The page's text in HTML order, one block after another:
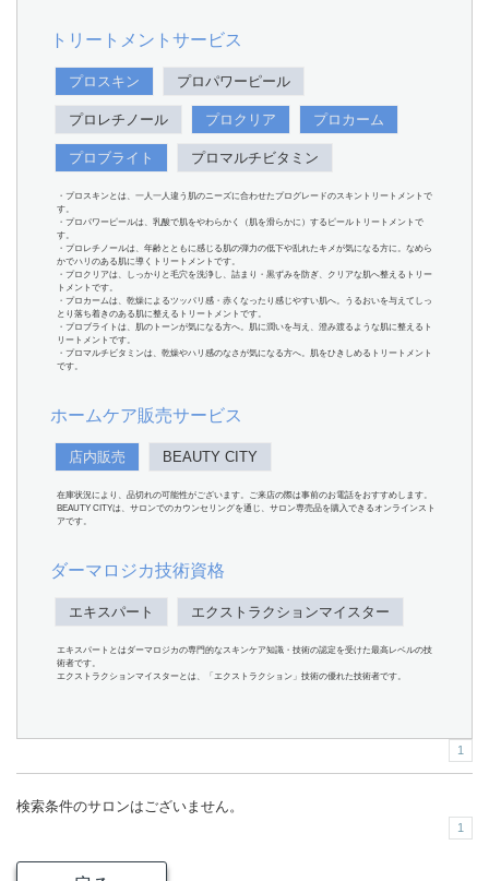
トリートメントサービス
プロスキン プロパワーピール
プロレチノール プロクリア プロカーム
プロブライト プロマルチビタミン
・プロスキンとは、一人一人違う肌のニーズに合わせたプログレードのスキントリートメントで
す。
・プロパワーピールは、乳酸で肌をやわらかく（肌を滑らかに）するピールトリートメントで
す。
・プロレチノールは、年齢とともに感じる肌の弾力の低下や乱れたキメが気になる方に。なめら
かでハリのある肌に導くトリートメントです。
・プロクリアは、しっかりと毛穴を洗浄し、詰まり・黒ずみを防ぎ、クリアな肌へ整えるトリー
トメントです。
・プロカームは、乾燥によるツッパリ感・赤くなったり感じやすい肌へ。うるおいを与えてしっ
とり落ち着きのある肌に整えるトリートメントです。
・プロブライトは、肌のトーンが気になる方へ。肌に潤いを与え、澄み渡るような肌に整えるト
リートメントです。
・プロマルチビタミンは、乾燥やハリ感のなさが気になる方へ。肌をひきしめるトリートメント
です。
ホームケア販売サービス
店内販売 BEAUTY CITY
在庫状況により、品切れの可能性がございます。ご来店の際は事前のお電話をおすすめします。
BEAUTY CITYは、サロンでのカウンセリングを通じ、サロン専売品を購入できるオンラインスト
アです。
ダーマロジカ技術資格
エキスパート エクストラクションマイスター
エキスパートとはダーマロジカの専門的なスキンケア知識・技術の認定を受けた最高レベルの技
術者です。
エクストラクションマイスターとは、「エクストラクション」技術の優れた技術者です。
1
検索条件のサロンはございません。
1